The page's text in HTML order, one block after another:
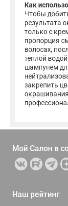
Как
Чтобы
результата
только с
пропорция
волосах,
теплой
шампунем
закрепить
Мой Салон в
Наш рейтинг